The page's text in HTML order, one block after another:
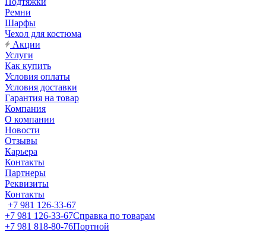
Ремни
Шарфы
Чехол для костюма
Акции
Услуги
Как купить
Условия оплаты
Условия доставки
Гарантия на товар
Компания
О компании
Новости
Отзывы
Карьера
Контакты
Партнеры
Реквизиты
Контакты
+7 981 126-33-67
+7 981 126-33-67Справка по товарам
+7 981 818-80-76Портной